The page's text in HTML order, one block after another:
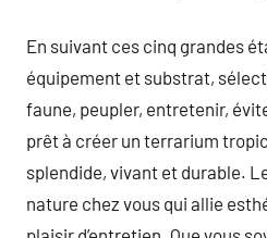
En suivant ces cinq grandes
équipement et substrat,
faune, peupler, entretenir,
prêt à créer un terrarium
splendide, vivant et durable.
nature chez vous qui allie